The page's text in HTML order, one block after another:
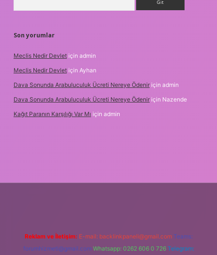
Son yorumlar
Meclis Nedir Devlet için admin
Meclis Nedir Devlet için Ayhan
Dava Sonunda Arabuluculuk Ücreti Nereye Ödenir için admin
Dava Sonunda Arabuluculuk Ücreti Nereye Ödenir için Nazende
Kağıt Paranın Karşılığı Var Mı için admin
Reklam ve İletişim: E-mail: backlinkpaneli@gmail.com Teams:
forumhizmeti@gmail.com Whatsapp: 0262 606 0 726 Telegram: